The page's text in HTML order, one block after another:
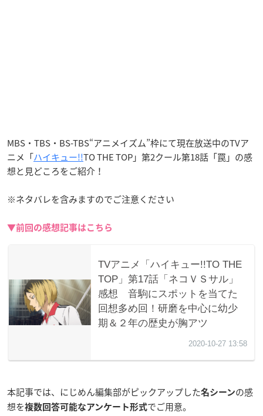
MBS・TBS・BS-TBS“アニメイズム”枠にて現在放送中のTVア
ニメ「ハイキュー!!TO THE TOP」第2クール第18話「罠」の感
想と見どころをご紹介！
※ネタバレを含みますのでご注意ください
▼前回の感想記事はこちら
本記事では、にじめん編集部がピックアップした名シーンの感
想を複数回答可能なアンケート形式でご用意。